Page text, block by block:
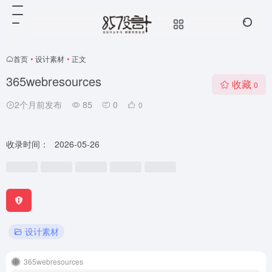
首页 • 设计素材 • 正文
365webresources
2个月前发布 85 0 0
收藏 0
收录时间： 2026-05-26
设计素材
365webresources